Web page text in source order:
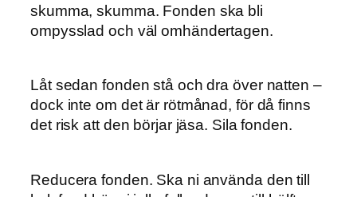
skumma, skumma. Fonden ska bli
ompysslad och väl omhändertagen.
Låt sedan fonden stå och dra över natten –
dock inte om det är rötmånad, för då finns
det risk att den börjar jäsa. Sila fonden.
Reducera fonden. Ska ni använda den till